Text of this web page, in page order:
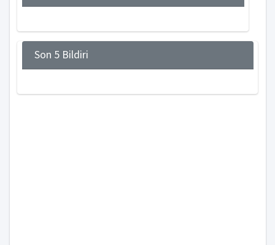
Son 5 Bildiri